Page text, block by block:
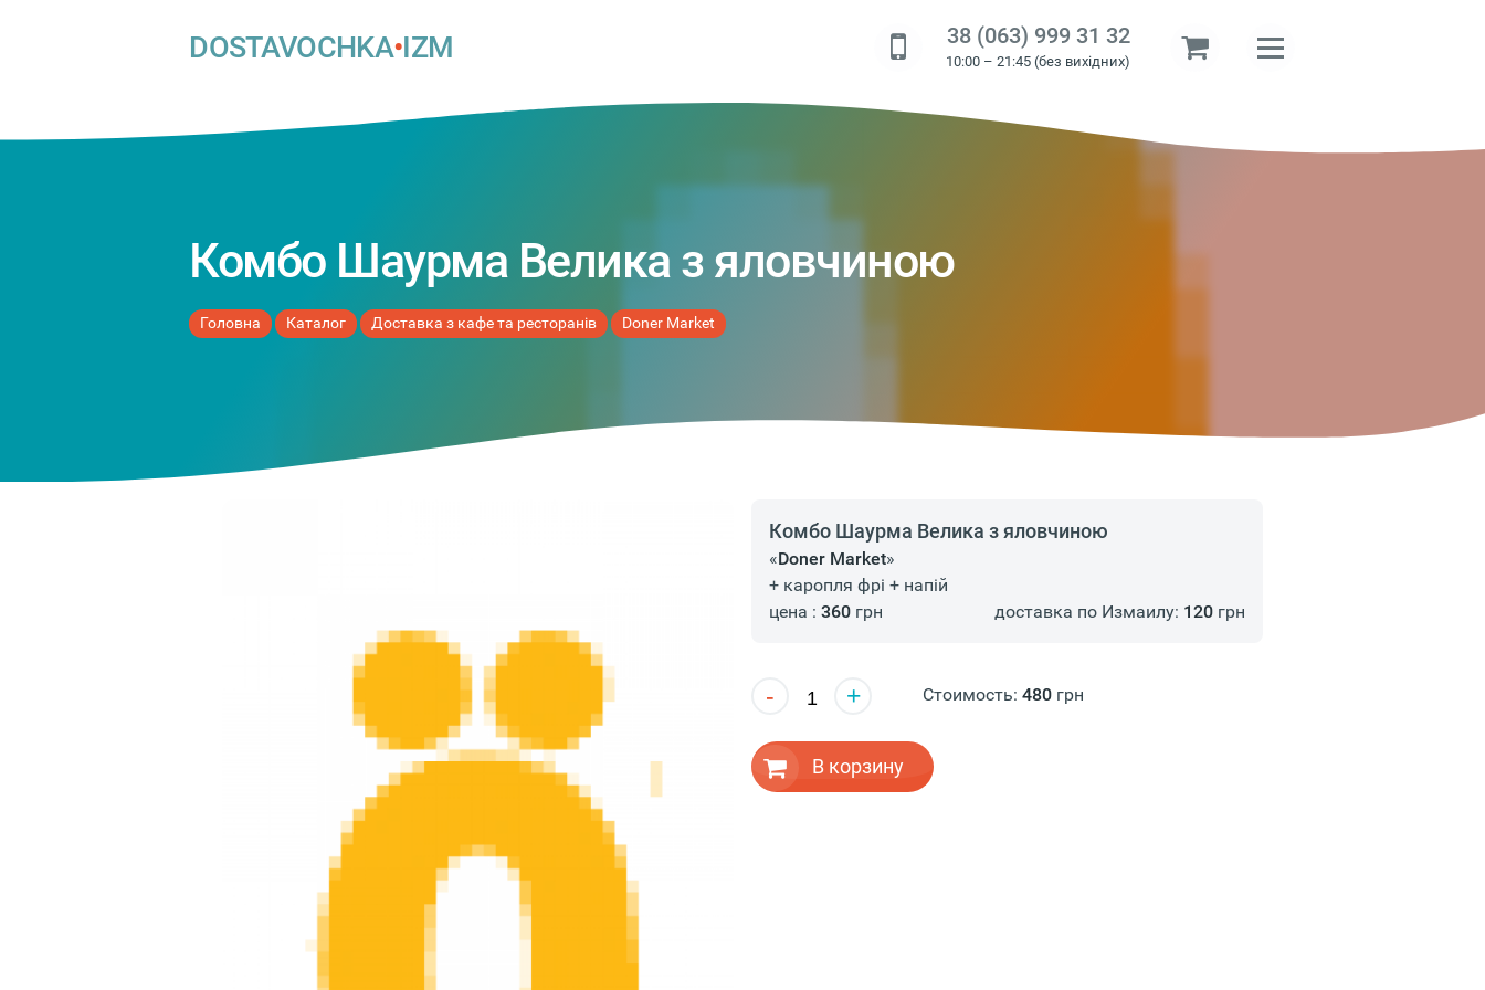
DOSTAVOCHKA•IZM 38 (063) 999 31 32
10:00 – 21:45 (без вихідних)
Комбо Шаурма Велика з яловчиною
Головна Каталог Доставка з кафе та ресторанів Doner Market
Комбо Шаурма Велика з яловчиною
«Doner Market»
+ каропля фрі + напій
цена : 360грн доставка по Измаилу: 120грн
- + Стоимость: 480грн
В корзину